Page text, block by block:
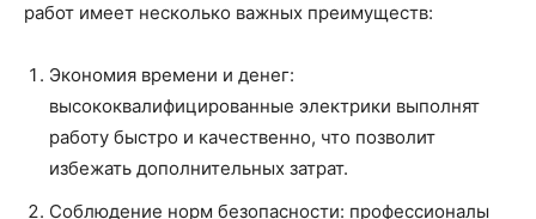
работ имеет несколько важных преимуществ:
Экономия времени и денег:
высококвалифицированные электрики выполнят
работу быстро и качественно, что позволит
избежать дополнительных затрат.
Соблюдение норм безопасности: профессионалы